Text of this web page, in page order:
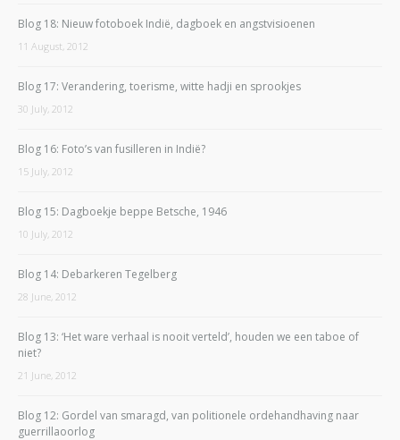
Blog 18: Nieuw fotoboek Indië, dagboek en angstvisioenen
11 August, 2012
Blog 17: Verandering, toerisme, witte hadji en sprookjes
30 July, 2012
Blog 16: Foto’s van fusilleren in Indië?
15 July, 2012
Blog 15: Dagboekje beppe Betsche, 1946
10 July, 2012
Blog 14: Debarkeren Tegelberg
28 June, 2012
Blog 13: ‘Het ware verhaal is nooit verteld’, houden we een taboe of
niet?
21 June, 2012
Blog 12: Gordel van smaragd, van politionele ordehandhaving naar
guerrillaoorlog